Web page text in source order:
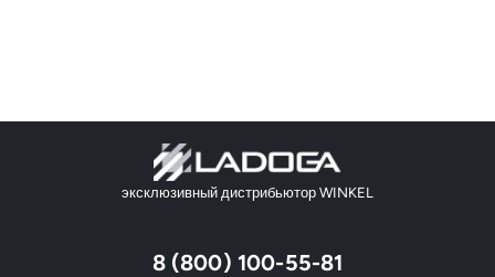
эксклюзивный дистрибьютор WINKEL
8 (800) 100-55-81